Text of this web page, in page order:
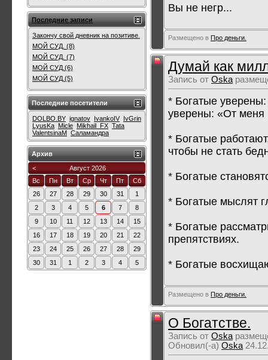
Вы не негр...
Размещено в Про деньги.
Думай как
Запись от Oska
* Богатые
уверены: «От меня
* Богатые
чтобы не стать
* Богатые
* Богатые мыслят
* Богатые
препятствиях.
* Богатые
Размещено в Про деньги.
О Богатстве.
Запись от Oska
Обновил(-а) Oska
Последние записи
Закончу свой дневник на позитиве.
МОЙ СУД. (8)
МОЙ СУД. (7)
МОЙ СУД.(6)
МОЙ СУД.(5)
Последние посетители
DOLBO.BY ignatov IvankoIV IvGrin
LyusKa Micle Mikhail_FX Tata
ValentsinaM Саламандра
Архив
<
Август 2026
Вс
Пн Вт Ср Чт Пт
Сб
26
27 28 29 30 31
1
2
3 4 5 6 7
8
9
10 11 12 13 14
15
16
17 18 19 20 21
22
23
24 25 26 27 28
29
30
31 1 2 3 4 5